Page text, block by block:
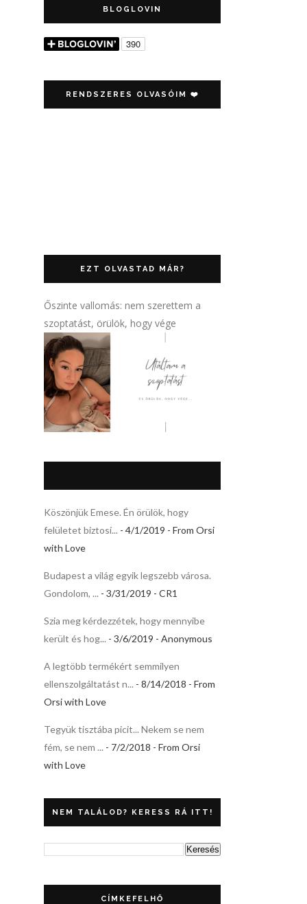
BLOGLOVIN
RENDSZERES OLVASÓIM ❤️
EZT OLVASTAD MÁR?
Őszinte vallomás: nem szerettem a
szoptatást, örülök, hogy vége
Köszönjük Emese. Én örülök, hogy
felületet biztosí... - 4/1/2019 - From Orsi
with Love
Budapest a világ egyik legszebb városa.
Gondolom, ... - 3/31/2019 - CR1
Szia meg kérdezzétek, hogy mennyibe
került és hog... - 3/6/2019 - Anonymous
A legtöbb termékért semmilyen
ellenszolgáltatást n... - 8/14/2018 - From
Orsi with Love
Tegyük tisztába picit... Nekem se nem
fém, se nem ... - 7/2/2018 - From Orsi
with Love
NEM TALÁLOD? KERESS RÁ ITT!
CÍMKEFELHŐ